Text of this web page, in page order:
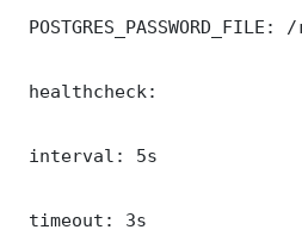
healthcheck:
interval: 5s
timeout: 3s